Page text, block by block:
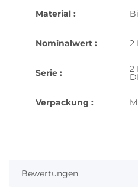
Material :
Nominalwert : 2
Serie : 2
Verpackung :
Bewertungen